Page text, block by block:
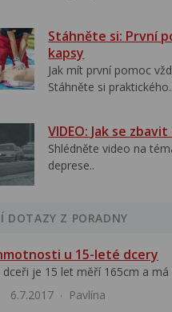
Stáhněte si: První
kapsy
Jak mít první pomoc
Stáhněte si
VIDEO: Jak se
Shlédněte video na
deprese..
DOTAZY Z PORADNY
u 15-leté dcery
je 15 let měří 165cm a má
6.7.2017 Pavlína